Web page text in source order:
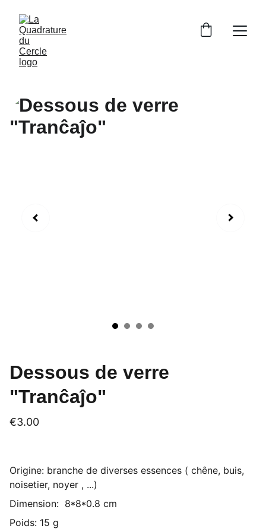
Dessous de verre
"Tranĉaĵo"
€3.00
Origine: branche de diverses essences ( chêne, buis,
noisetier, noyer , ...)
Dimension: 8*8*0.8 cm
Poids: 15 g